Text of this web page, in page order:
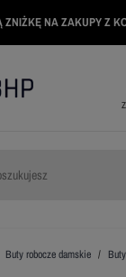
ZNIŻKĘ NA ZAKUPY Z
Buty robocze damskie